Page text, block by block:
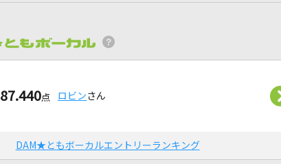
87.440点 ロビン さん
DAM★ともボーカルエントリーランキング